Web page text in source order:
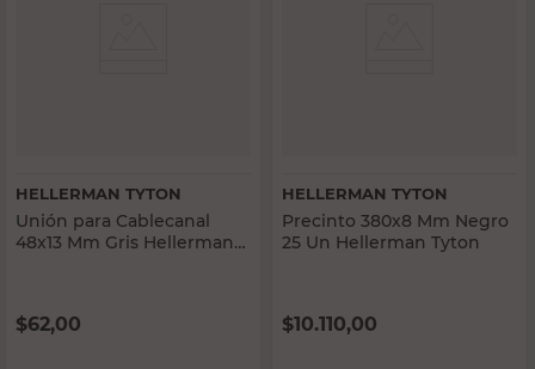
HELLERMAN TYTON
Unión para Cablecanal
48x13 Mm Gris Hellerman
$62,00
HELLERMAN TYTON
Precinto 380x8 Mm Negro
25 Un Hellerman Tyton
$10.110,00